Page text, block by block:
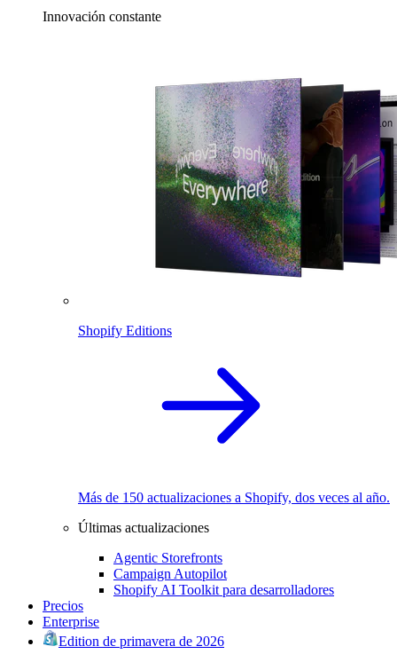
Innovación constante
Shopify Editions
Más de 150 actualizaciones a Shopify, dos veces al año.
Últimas actualizaciones
Agentic Storefronts
Campaign Autopilot
Shopify AI Toolkit para desarrolladores
Precios
Enterprise
Edition de primavera de 2026